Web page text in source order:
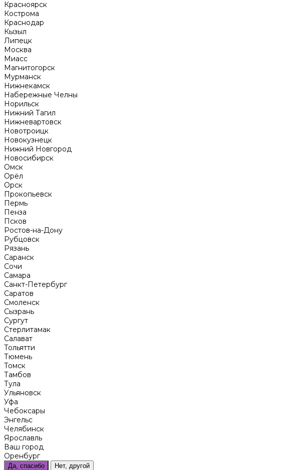
Красноярск
Кострома
Краснодар
Кызыл
Липецк
Москва
Миасс
Магнитогорск
Мурманск
Нижнекамск
Набережные Челны
Норильск
Нижний Тагил
Нижневартовск
Новотроицк
Новокузнецк
Нижний Новгород
Новосибирск
Омск
Орёл
Орск
Прокопьевск
Пермь
Пенза
Псков
Ростов-на-Дону
Рубцовск
Рязань
Саранск
Сочи
Самара
Санкт-Петербург
Саратов
Смоленск
Сызрань
Сургут
Стерлитамак
Салават
Тольятти
Тюмень
Томск
Тамбов
Тула
Ульяновск
Уфа
Чебоксары
Энгельс
Челябинск
Ярославль
Ваш город
Оренбург
Да, спасибо Нет, другой